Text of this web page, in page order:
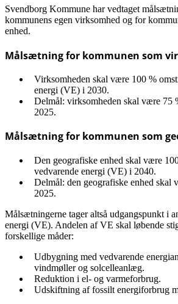
Svendborg Kommune har vedtaget
kommunens egen virksomhed og for
enhed.
Målsætning for kommunen som
Virksomheden skal være 100 %
energi (VE) i 2030.
Delmål: virksomheden skal være 75
2025.
Målsætning for kommunen som
Den geografiske enhed skal være
vedvarende energi (VE) i 2040.
Delmål: den geografiske enhed skal
2025.
Målsætningerne tager altså udgangspunkt i
energi (VE). Andelen af VE skal løbende
forskellige måder:
Udbygning med vedvarende
vindmøller og solcelleanlæg.
Reduktion i el- og varmeforbrug.
Udskiftning af fossilt energiforbrug